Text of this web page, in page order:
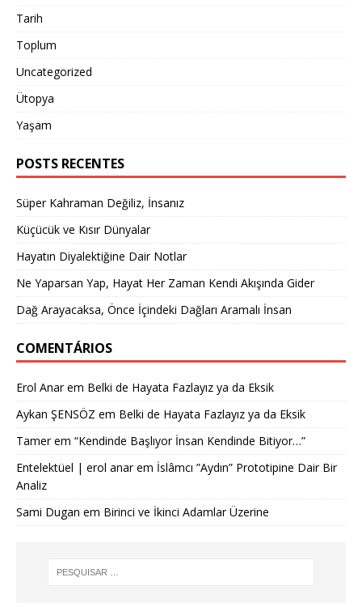
Tarih
Toplum
Uncategorized
Ütopya
Yaşam
POSTS RECENTES
Süper Kahraman Değiliz, İnsanız
Küçücük ve Kısır Dünyalar
Hayatın Diyalektiğine Dair Notlar
Ne Yaparsan Yap, Hayat Her Zaman Kendi Akışında Gider
Dağ Arayacaksa, Önce İçindeki Dağları Aramalı İnsan
COMENTÁRIOS
Erol Anarem Belki de Hayata Fazlayız ya da Eksik
Aykan ŞENSÖZ em Belki de Hayata Fazlayız ya da Eksik
Tamerem “Kendinde Başlıyor İnsan Kendinde Bitiyor…”
Entelektüel | erol anarem İslâmcı ”Aydın” Prototipine Dair Bir
Analiz
Sami Dugan em Birinci ve İkinci Adamlar Üzerine